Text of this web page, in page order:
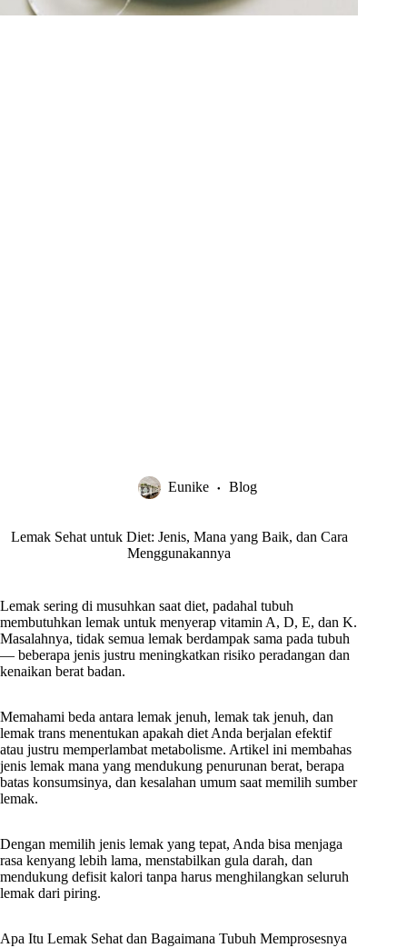
Eunike Blog
Lemak Sehat untuk Diet: Jenis, Mana yang Baik, dan Cara
Menggunakannya
Lemak sering di musuhkan saat diet, padahal tubuh
membutuhkan lemak untuk menyerap vitamin A, D, E, dan K.
Masalahnya, tidak semua lemak berdampak sama pada tubuh
— beberapa jenis justru meningkatkan risiko peradangan dan
kenaikan berat badan.
Memahami beda antara lemak jenuh, lemak tak jenuh, dan
lemak trans menentukan apakah diet Anda berjalan efektif
atau justru memperlambat metabolisme. Artikel ini membahas
jenis lemak mana yang mendukung penurunan berat, berapa
batas konsumsinya, dan kesalahan umum saat memilih sumber
lemak.
Dengan memilih jenis lemak yang tepat, Anda bisa menjaga
rasa kenyang lebih lama, menstabilkan gula darah, dan
mendukung defisit kalori tanpa harus menghilangkan seluruh
lemak dari piring.
Apa Itu Lemak Sehat dan Bagaimana Tubuh Memprosesnya